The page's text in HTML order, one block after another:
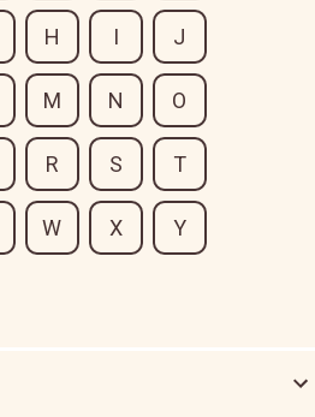
H I J
M N O
R S T
W X Y